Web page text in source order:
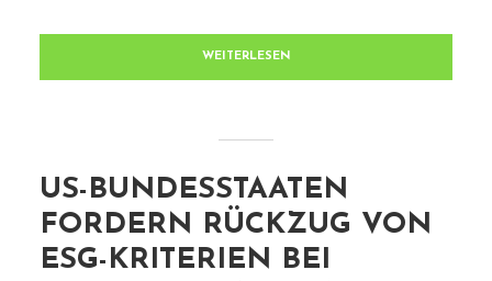
WEITERLESEN
US-BUNDESSTAATEN
FORDERN RÜCKZUG VON
ESG-KRITERIEN BEI